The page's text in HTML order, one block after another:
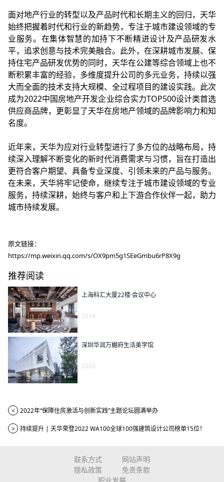
面对地产行业的转型以及产品时代和长期主义的回归，天华
始终把握着时代和行业的新趋势，专注于城市建设领域的专
业服务。在集体智慧的加持下不断精进设计及产品研发水
平，追求创意与技术完美融合。此外，在深耕城市发展、保
持住宅产品研发优势的同时，天华在公建等综合领域上也不
断积累丰富的经验，多维度提升公司的多元业务，持续以强
大而全面的技术支持大规模、全过程项目的建设实践。此次
成为2022中国房地产开发企业综合实力TOP500设计类首选
供应商品牌，更彰显了天华在房地产领域的品牌影响力和知
名度。
近年来，天华为应对行业转型进行了多方位的战略布局，持
续深入理解不断变化的新时代消费需求与习惯，旨在打造出
更符合客户期望、具备专业深度、引领未来的产品与服务。
在未来，天华将牢记使命，继续专注于城市建设领域的专业
服务，持续深耕，始终与客户和上下游合作伙伴一起，助力
城市持续发展。
原文链接：
https://mp.weixin.qq.com/s/OX9pm5g1SEeGmbu6rP8X9g
推荐阅读
上海科汇大厦22楼·会议中心
2018
深圳华润万樾府生活美学馆
2020
< 2022年“保障住房激活与创新实践”主题论坛圆满举办
> 持续提升 | 天华荣登2022 WA100全球100强建筑设计公司榜单15位！
联系方式
网站声明
隐私政策
免责条款
职业发展